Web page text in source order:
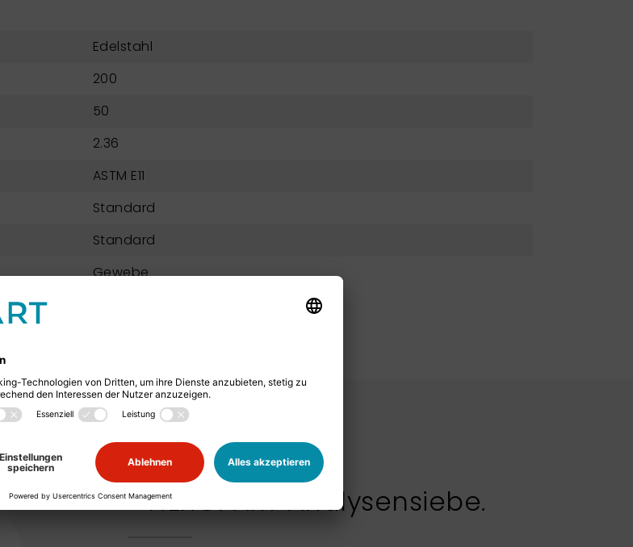
Edelstahl
200
50
2.36
ASTM E11
Standard
Standard
Gewebe
NEXOPART Analysensiebe.